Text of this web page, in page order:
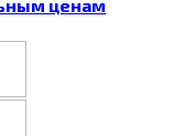
ценам